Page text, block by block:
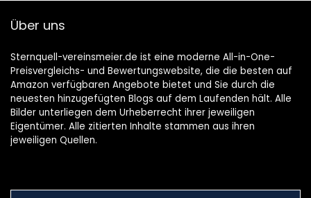
Über uns
Sternquell-vereinsmeier.de ist eine moderne All-in-One-
Preisvergleichs- und Bewertungswebsite, die die besten auf
Amazon verfügbaren Angebote bietet und Sie durch die
neuesten hinzugefügten Blogs auf dem Laufenden hält. Alle
Bilder unterliegen dem Urheberrecht ihrer jeweiligen
Eigentümer. Alle zitierten Inhalte stammen aus ihren
jeweiligen Quellen.